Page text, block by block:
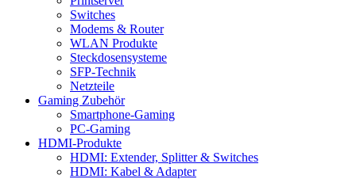
Switches
Modems & Router
WLAN Produkte
Steckdosensysteme
SFP-Technik
Netzteile
Gaming Zubehör
Smartphone-Gaming
PC-Gaming
HDMI-Produkte
HDMI: Extender, Splitter & Switches
HDMI: Kabel & Adapter